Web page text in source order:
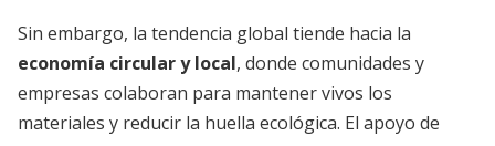
Sin embargo, la tendencia global tiende hacia la
economía circular y local, donde comunidades y
empresas colaboran para mantener vivos los
materiales y reducir la huella ecológica. El apoyo de